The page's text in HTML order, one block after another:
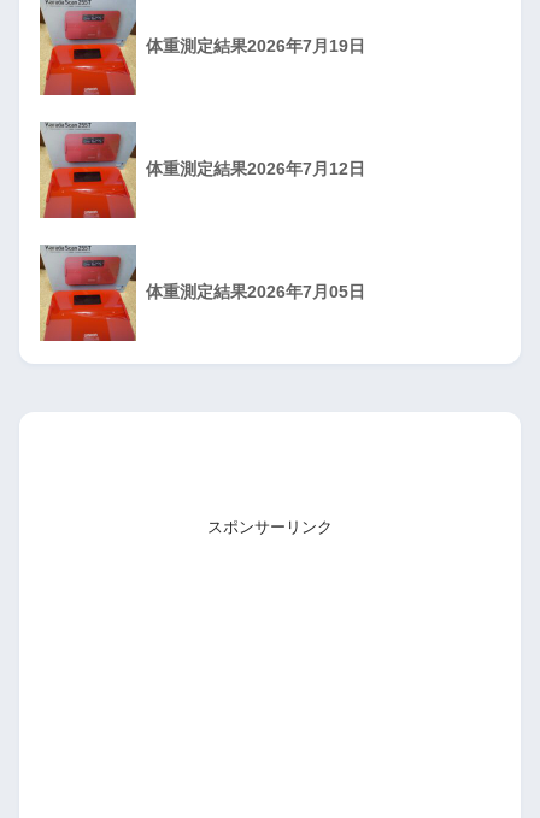
体重測定結果2026年7月19日
体重測定結果2026年7月12日
体重測定結果2026年7月05日
スポンサーリンク